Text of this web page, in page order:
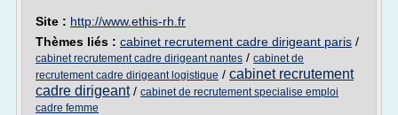
Site : http://www.ethis-rh.fr
Thèmes liés : cabinet recrutement cadre dirigeant paris /
cabinet recrutement cadre dirigeant nantes / cabinet de
recrutement cadre dirigeant logistique / cabinet recrutement
cadre dirigeant/ cabinet de recrutement specialise emploi
cadre femme